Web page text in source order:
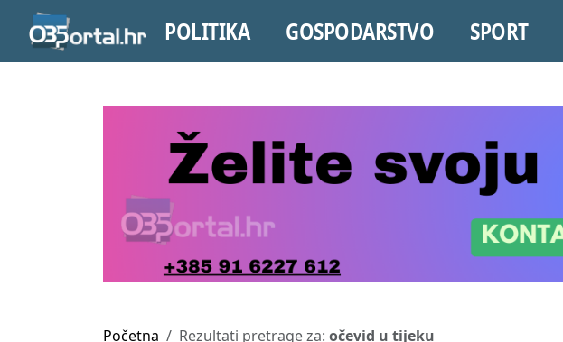
POLITIKA GOSPODARSTVO SPORT
Početna Rezultati pretrage za: očevid u tijeku